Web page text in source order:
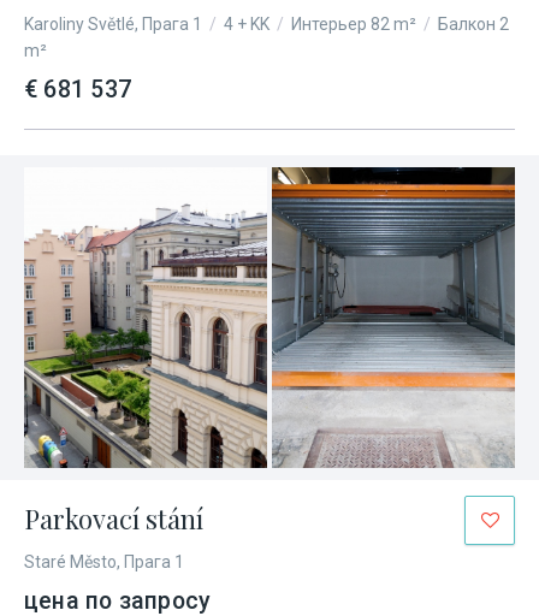
Karoliny Světlé, Прага 1 / 4 + KK / Интерьер 82 m² / Балкон 2
m²
€ 681 537
Parkovací stání
Staré Město, Прага 1
цена по запросу